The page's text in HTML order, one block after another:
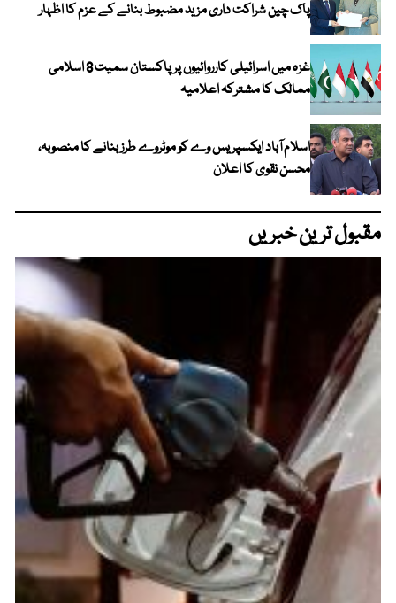
پاک چین شراکت داری مزید مضبوط بنانے کے عزم کا اظہار
غزہ میں اسرائیلی کارروائیوں پر پاکستان سمیت 8 اسلامی
ممالک کا مشترکہ اعلامیہ
اسلام آباد ایکسپریس وے کو موٹروے طرز بنانے کا منصوبہ،
محسن نقوی کا اعلان
مقبول ترین خبریں